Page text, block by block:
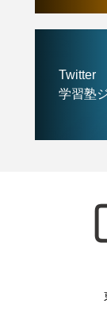
Twitter
学習塾